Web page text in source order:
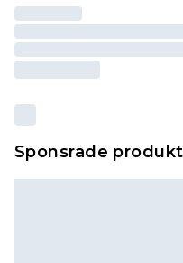
Sponsrade